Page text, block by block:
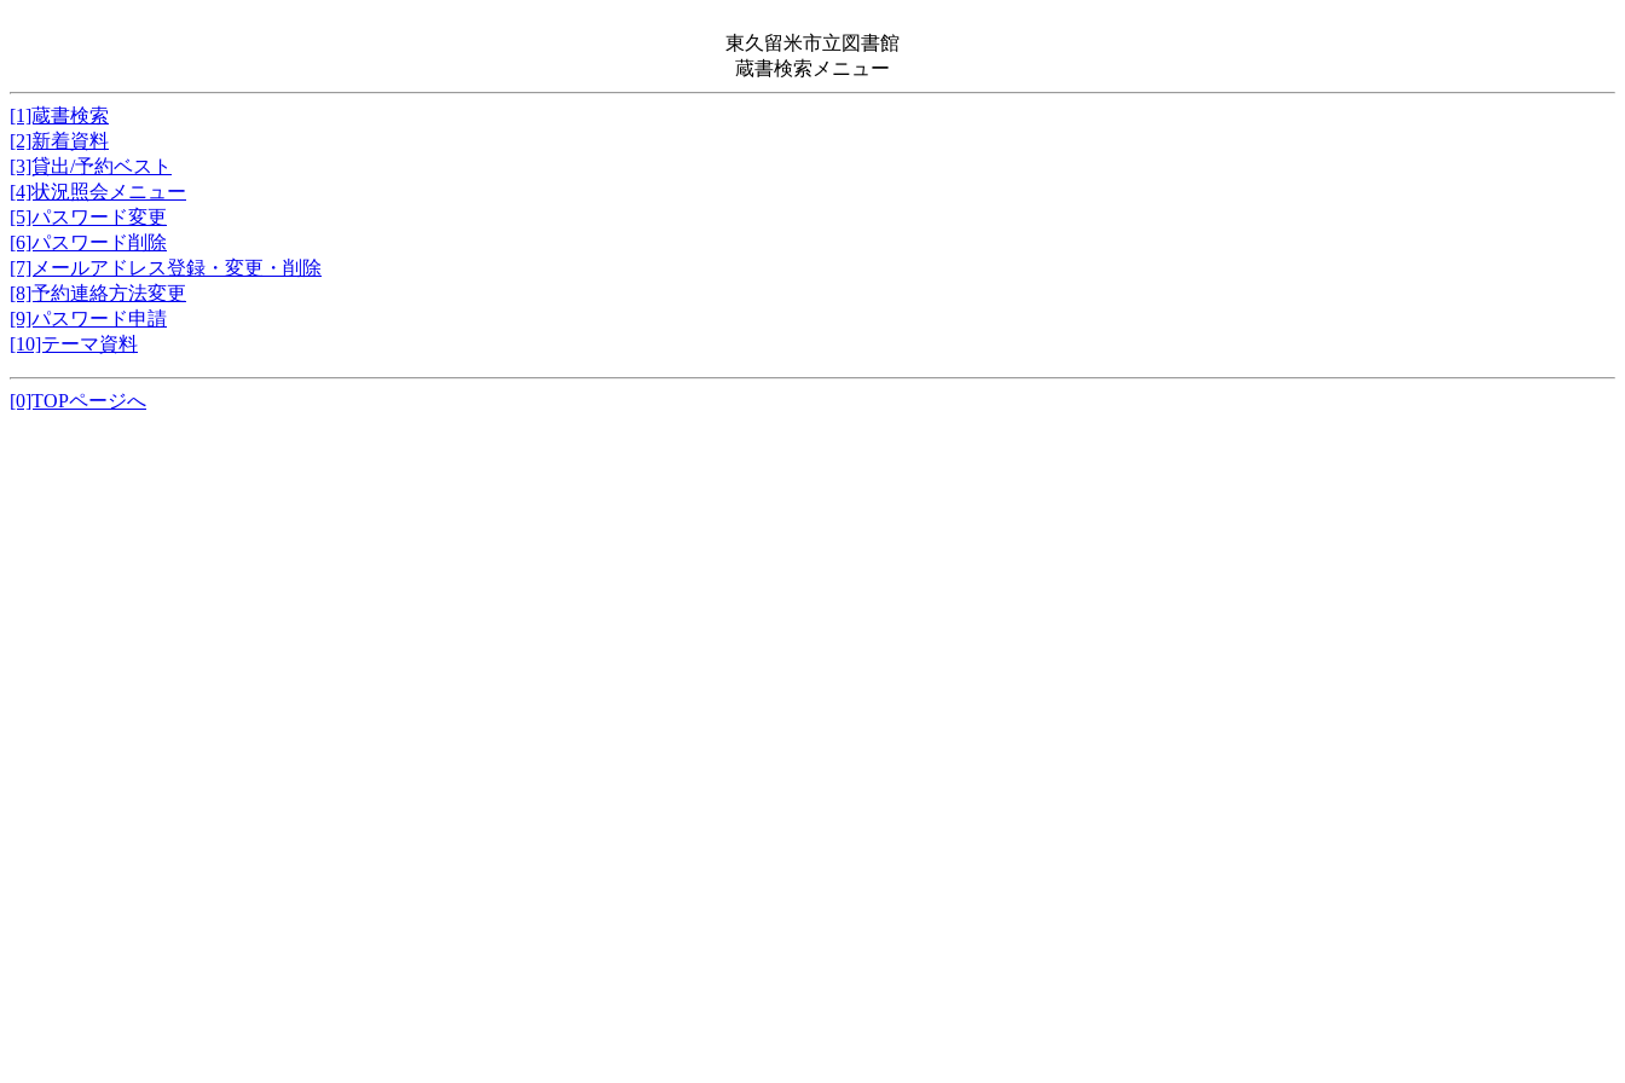
東久留米市立図書館
蔵書検索メニュー
[1]蔵書検索
[2]新着資料
[3]貸出/予約ベスト
[4]状況照会メニュー
[5]パスワード変更
[6]パスワード削除
[7]メールアドレス登録・変更・削除
[8]予約連絡方法変更
[9]パスワード申請
[10]テーマ資料
[0]TOPページへ